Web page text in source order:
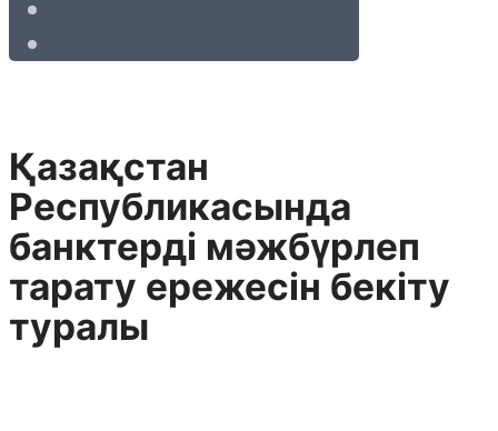
Қазақстан
Республикасында
банктерді мәжбүрлеп
тарату ережесін бекіту
туралы